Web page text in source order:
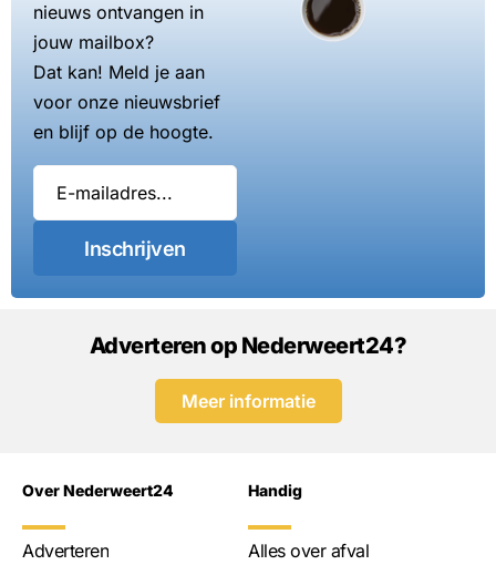
nieuws ontvangen in
jouw mailbox?
Dat kan! Meld je aan
voor onze nieuwsbrief
en blijf op de hoogte.
Inschrijven
Adverteren op Nederweert24?
Meer informatie
Over Nederweert24
Adverteren
Handig
Alles over afval